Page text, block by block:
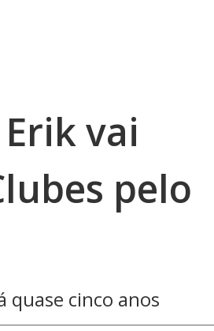
vai
pelo
quase cinco anos